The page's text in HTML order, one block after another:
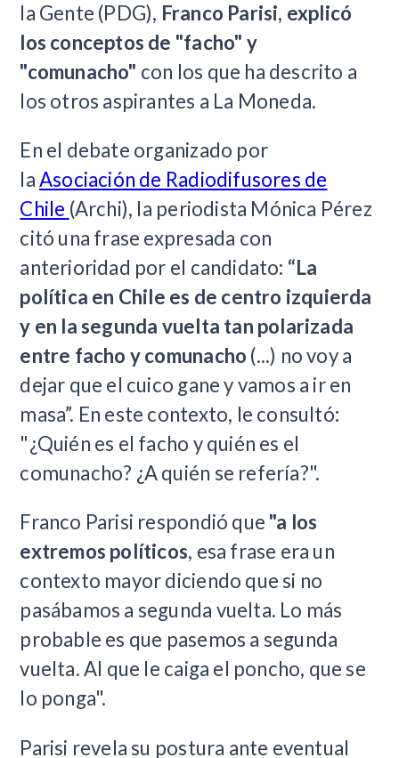
la Gente (PDG), Franco Parisi, explicó
los conceptos de "facho" y
"comunacho" con los que ha descrito a
los otros aspirantes a La Moneda.
En el debate organizado por
laAsociación de Radiodifusores de
Chile (Archi), la periodista Mónica Pérez
citó una frase expresada con
anterioridad por el candidato: “La
política en Chile es de centro izquierda
y en la segunda vuelta tan polarizada
entre facho y comunacho (...) no voy a
dejar que el cuico gane y vamos a ir en
masa”. En este contexto, le consultó:
"¿Quién es el facho y quién es el
comunacho? ¿A quién se refería?".
Franco Parisi respondió que "a los
extremos políticos, esa frase era un
contexto mayor diciendo que si no
pasábamos a segunda vuelta. Lo más
probable es que pasemos a segunda
vuelta. Al que le caiga el poncho, que se
lo ponga".
Parisi revela su postura ante eventual